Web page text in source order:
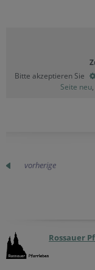
Bitte akzeptieren Sie
Seite neu
vorherige
Rossauer